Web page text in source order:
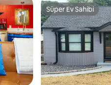
Süper Ev Sahibi
Süper Ev Sahibi